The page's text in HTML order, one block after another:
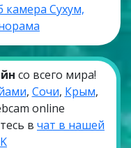
камера Сухум,
со всего мира!
, Сочи, Крым,
online
в чат в нашей